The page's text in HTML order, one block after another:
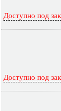
Доступно под
Доступно под